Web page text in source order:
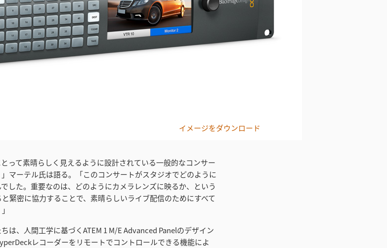
イメージをダウンロード
って素晴らしく見えるように設計されている一般的なコンサー
マーテル氏は語る。「このコンサートがスタジオでどのように
した。重要なのは、どのようにカメラレンズに映るか、という
緊密に協力することで、素晴らしいライブ配信のためにすべて
は、人間工学に基づくATEM 1 M/E Advanced Panelのデザイン
レコーダーをリモートでコントロールできる機能によ